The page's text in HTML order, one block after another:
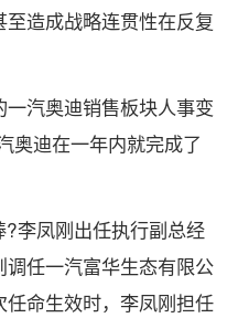
造成战略连贯性在反复
汽奥迪销售板块人事变
奥迪在一年内就完成了
李凤刚出任执行副总经
任一汽富华生态有限公
命生效时，李凤刚担任